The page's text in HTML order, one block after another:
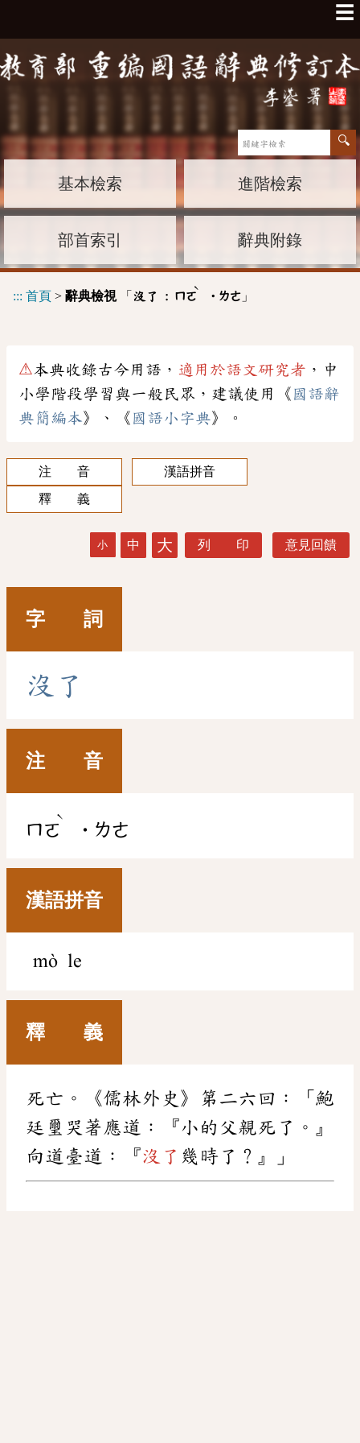
☰
基本檢索 進階檢索
部首索引 辭典附錄
::: 首頁 > 辭典檢視「 沒了 : ㄇㄛ
ˋ
˙ㄌㄜ」
⚠本典收錄古今用語， 適用於語文研究者 ，中
小學階段學習與一般民眾，建議使用《 國語辭
典簡編本》、《 國語小字典》。
注 音
漢語拼音
釋 義
小 中 大 列 印 意見回饋
字 詞
沒 了
注 音
ㄇㄛ
ˋ
˙ㄌㄜ
漢語拼音
mò le
釋 義
死亡。《儒林外史》第二六回：「鮑
廷璽哭著應道：『小的父親死了。』
向道臺道：『沒了 幾時了？』」